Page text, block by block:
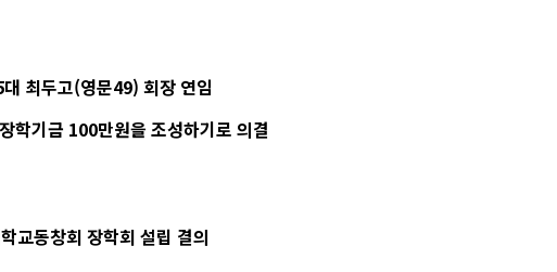
최두고(영문49) 회장 연임
학기금 100만원을 조성하기로 의결
교동창회 장학회 설립 결의